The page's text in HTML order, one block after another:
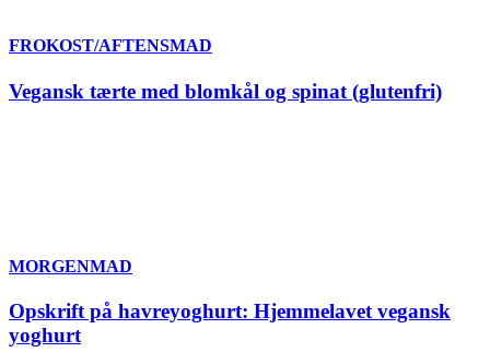
FROKOST/AFTENSMAD
Vegansk tærte med blomkål og spinat (glutenfri)
MORGENMAD
Opskrift på havreyoghurt: Hjemmelavet vegansk
yoghurt